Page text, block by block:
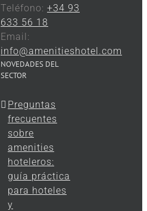
Teléfono: +34 93
633 56 18
Email:
info@amenitieshotel.com
NOVEDADES DEL
SECTOR
Preguntas
frecuentes
sobre
amenities
hoteleros:
guía práctica
para hoteles
y